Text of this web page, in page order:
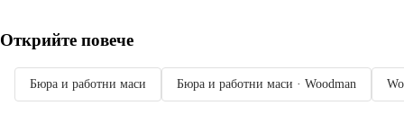
Открийте повече
Бюра и работни маси Бюра и работни маси · Woodman